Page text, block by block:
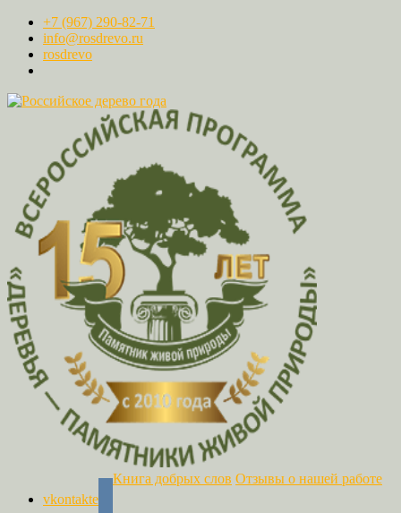
+7 (967) 290-82-71
info@rosdrevo.ru
rosdrevo
vkontakte
Книга добрых слов Отзывы о нашей работе